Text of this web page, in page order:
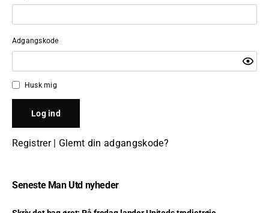
Adgangskode
Husk mig
Registrer| Glemt din adgangskode?
Seneste Man Utd nyheder